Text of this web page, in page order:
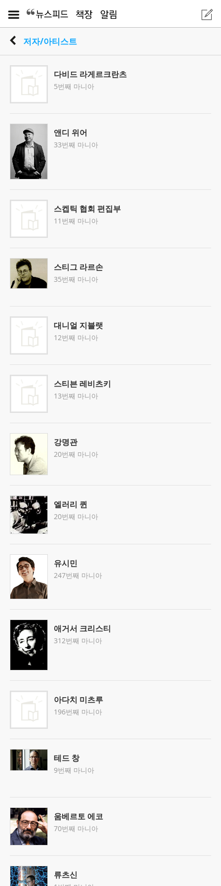
저자/아티스트
다비드 라게르크란츠
5번째 마니아
앤디 위어
33번째 마니아
스켑틱 협회 편집부
11번째 마니아
스티그 라르손
35번째 마니아
대니얼 지블랫
12번째 마니아
스티븐 레비츠키
13번째 마니아
강명관
20번째 마니아
엘러리 퀸
20번째 마니아
유시민
247번째 마니아
애거서 크리스티
312번째 마니아
아다치 미츠루
196번째 마니아
테드 창
9번째 마니아
움베르토 에코
70번째 마니아
류츠신